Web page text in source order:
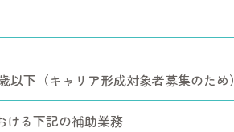
以下（キャリア形成対象者募集のため）
ける下記の補助業務